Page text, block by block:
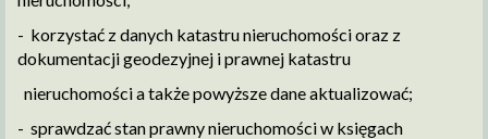
- korzystać z danych katastru nieruchomości oraz z
dokumentacji geodezyjnej i prawnej katastru
nieruchomości a także powyższe dane aktualizować;
- sprawdzać stan prawny nieruchomości w księgach